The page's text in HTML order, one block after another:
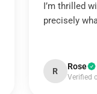
I’m thrilled
precisely
R Rose
Verified